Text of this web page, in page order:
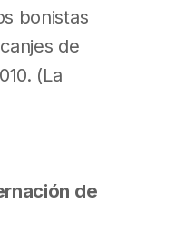
bonistas
de
(La
de